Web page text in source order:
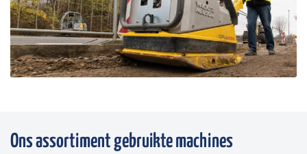
Ons assortiment gebruikte machines